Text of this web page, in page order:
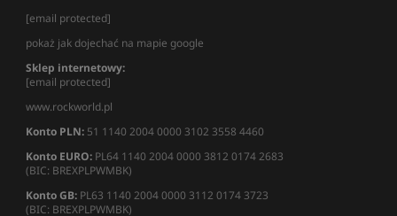
[email protected]
pokaż jak dojechać na mapie google
Sklep internetowy:
[email protected]
www.rockworld.pl
Konto PLN: 51 1140 2004 0000 3102 3558 4460
Konto EURO: PL64 1140 2004 0000 3812 0174 2683
(BIC: BREXPLPWMBK)
Konto GB: PL63 1140 2004 0000 3112 0174 3723
(BIC: BREXPLPWMBK)